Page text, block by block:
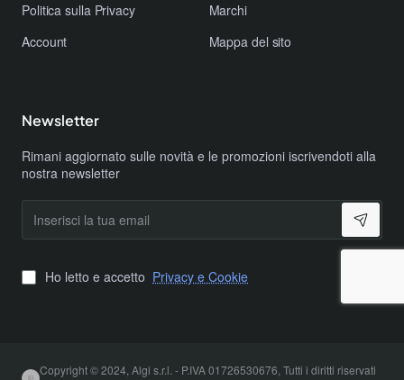
Politica sulla Privacy
Account
Marchi
Mappa del sito
Newsletter
Rimani aggiornato sulle novità e le promozioni iscrivendoti alla
nostra newsletter
tua
Ho letto e accetto Privacy e Cookie
Copyright © 2024, Algi s.r.l. - P.IVA 01726530676, Tutti i diritti riservati